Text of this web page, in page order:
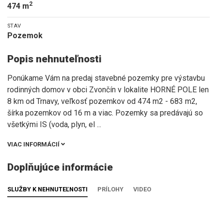
474 m2
STAV
Pozemok
Popis nehnuteľnosti
Ponúkame Vám na predaj stavebné pozemky pre výstavbu
rodinných domov v obci Zvončín v lokalite HORNÉ POLE len
8 km od Trnavy, veľkosť pozemkov od 474 m2 - 683 m2,
šírka pozemkov od 16 m a viac. Pozemky sa predávajú so
všetkými IS (voda, plyn, el ...
VIAC INFORMÁCIÍ
Doplňujúce informácie
SLUŽBY K NEHNUTEĽNOSTI PRÍLOHY VIDEO